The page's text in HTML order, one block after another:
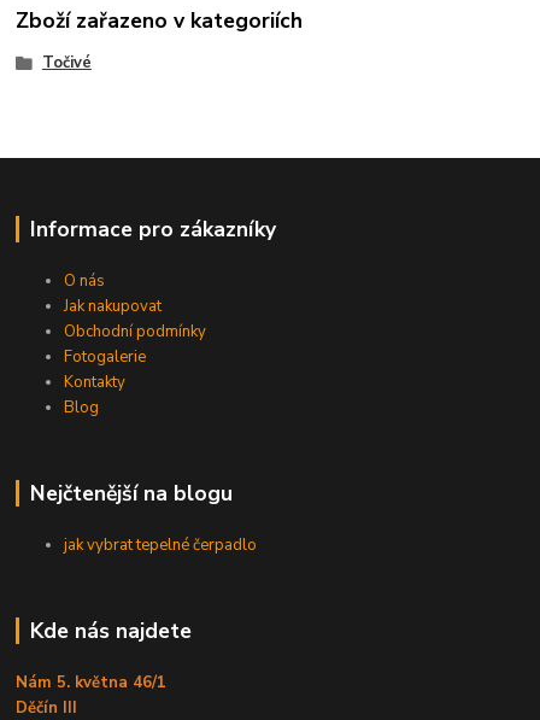
Zboží zařazeno v kategoriích
Točivé
Informace pro zákazníky
O nás
Jak nakupovat
Obchodní podmínky
Fotogalerie
Kontakty
Blog
Nejčtenější na blogu
jak vybrat tepelné čerpadlo
Kde nás najdete
Nám 5. května 46/1
Děčín III